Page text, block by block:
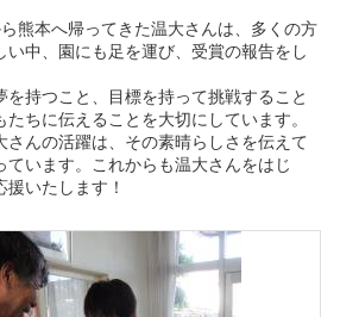
熊本へ帰ってきた温大さんは、多くの方
い中、園にも足を運び、受賞の報告をし
持つこと、目標を持って挑戦すること
ちに伝えることを大切にしています。
さんの活躍は、その素晴らしさを伝えて
ています。これからも温大さんをはじ
いたします！